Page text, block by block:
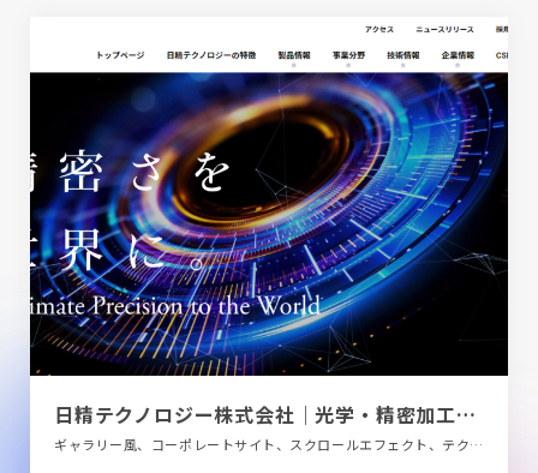
日精テクノロジー株式会社｜光学・精密加工技術で神戸から世界へ。
ギャラリー風、コーポレートサイト、スクロールエフェクト、テクノロジー・サイエンス、フラットデザイン、ブルー系、ホワイト系、モーション多め、大きめ写真